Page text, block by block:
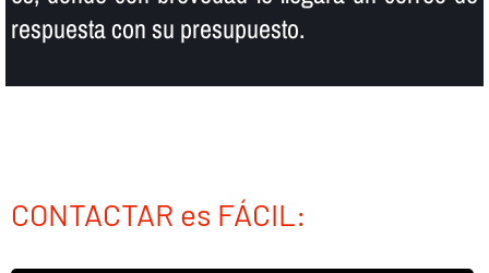
respuesta con su presupuesto.
CONTACTAR es FÁCIL: